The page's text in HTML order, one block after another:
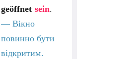
geöffnet sein.
— Вікно
повинно бути
відкритим.